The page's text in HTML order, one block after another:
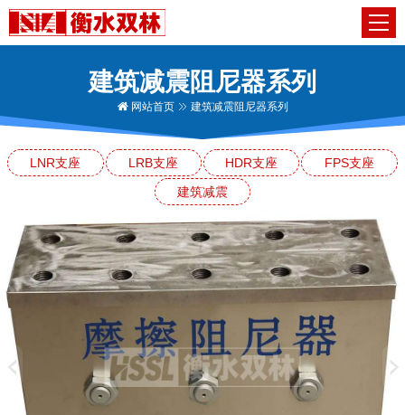
建筑减震阻尼器系列
网站首页 建筑减震阻尼器系列
LNR支座 LRB支座 HDR支座
FPS支座
建筑减震